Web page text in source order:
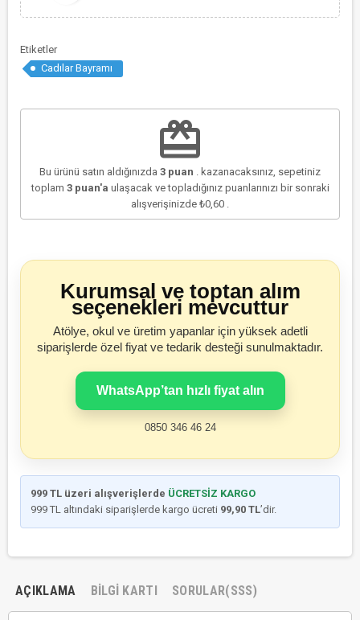
Etiketler
Cadılar Bayramı
redeem
Bu ürünü satın aldığınızda 3 puan . kazanacaksınız, sepetiniz
toplam 3puan'a ulaşacak ve topladığınız puanlarınızı bir sonraki
alışverişinizde ₺0,60
Kurumsal ve toptan alım
seçenekleri mevcuttur
Atölye, okul ve üretim yapanlar için yüksek adetli
siparişlerde özel fiyat ve tedarik desteği sunulmaktadır.
WhatsApp’tan hızlı fiyat alın
0850 346 46 24
999 TL üzeri alışverişlerde ÜCRETSİZ KARGO
999 TL altındaki siparişlerde kargo ücreti 99,90 TL’dir.
AÇIKLAMA BILGI KARTI SORULAR(SSS)